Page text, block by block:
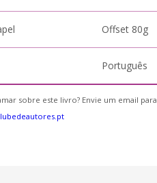
Offset 80g
Português
sobre este livro? Envie um email para